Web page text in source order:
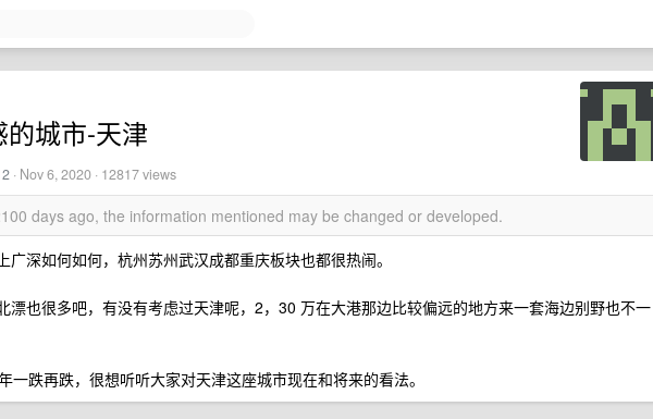
城市-天津
· Nov 6, 2020 · 12817 views
days ago, the information mentioned may be changed or developed.
广深如何如何，杭州苏州武汉成都重庆板块也都很热闹。
漂也很多吧，有没有考虑过天津呢，2，30 万在大港那边比较偏远的地方来一套海边别野也不一
一跌再跌，很想听听大家对天津这座城市现在和将来的看法。